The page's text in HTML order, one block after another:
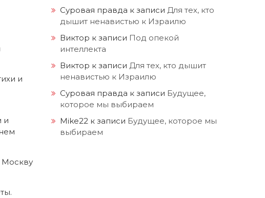
и
и
Москву
Суровая правда к записи Для тех, кто
дышит ненавистью к Израилю
Виктор к записи Под опекой
интеллекта
Виктор к записи Для тех, кто дышит
ненавистью к Израилю
Суровая правда к записи Будущее,
которое мы выбираем
Mike22 к записи Будущее, которое мы
выбираем